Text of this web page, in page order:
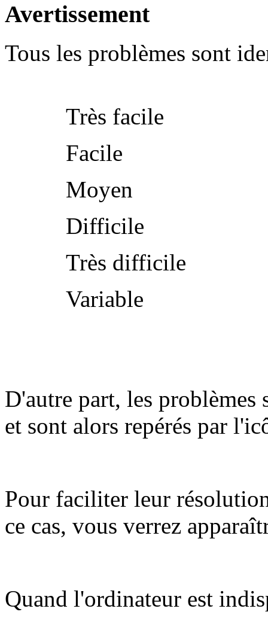
Avertissement
Tous les problèmes sont
Très facile
Facile
Moyen
Difficile
Très difficile
Variable
D'autre part, les problèmes
et sont alors repérés par
Pour faciliter leur
ce cas, vous verrez
Quand l'ordinateur est